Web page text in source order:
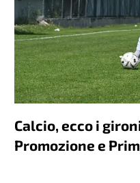
Calcio, ecco i
Promozione e